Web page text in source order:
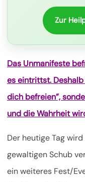
Zur
Das Unmanifeste
es eintrittst.
dich befreien”,
und die Wahrheit
Der heutige Tag
gewaltigen Schub
ein weiteres Fest/